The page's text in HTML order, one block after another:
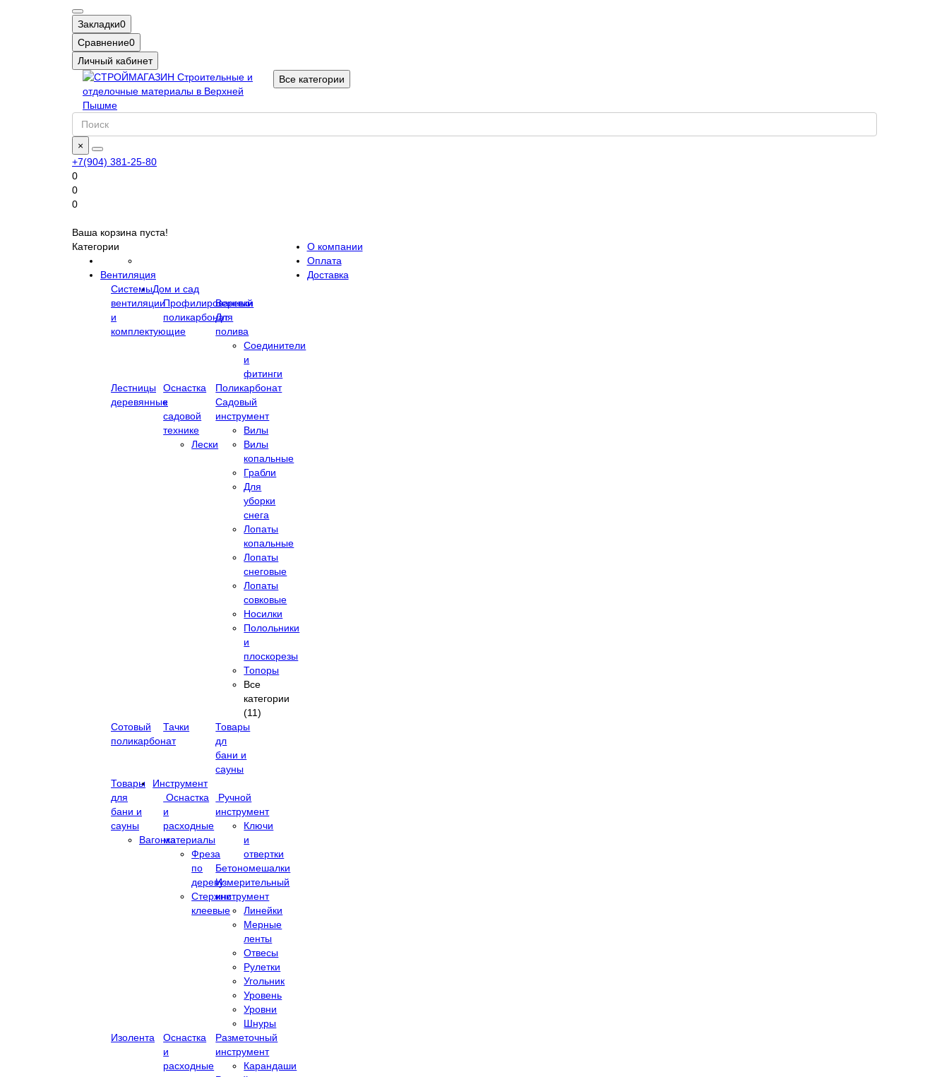
Закладки0
Сравнение0
Личный кабинет
Все категории
×
+7(904) 381-25-80
0
0
0
Ваша корзина пуста!
Категории
Вентиляция
Системы
вентиляции
и
комплектующие
Дом и сад
Профилированный
поликарбонат
Веревки
Для
полива
Соединители
и
фитинги
Лестницы
деревянные
Оснастка
к
садовой
технике
Лески
Поликарбонат
Садовый
инструмент
Вилы
Вилы
копальные
Грабли
Для
уборки
снега
Лопаты
копальные
Лопаты
снеговые
Лопаты
совковые
Носилки
Полольники
и
плоскорезы
Топоры
Все
категории
(11)
Сотовый
поликарбонат
Тачки
Товары
дл
бани и
сауны
Товары
для
бани и
сауны
Вагонка
Инструмент
Оснастка
и
расходные
материалы
Фреза
по
дереву
Стержни
клеевые
Ручной
инструмент
Ключи
и
отвертки
Бетономешалки
Измерительный
инструмент
Линейки
Мерные
ленты
Отвесы
Рулетки
Угольник
Уровень
Уровни
Шнуры
Изолента
Оснастка
и
расходные
Разметочный
инструмент
Карандаши
О компании
Оплата
Доставка